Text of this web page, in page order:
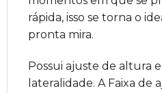
rápida, isso se torna o
pronta mira.
Possui ajuste de altura
lateralidade. A Faixa de